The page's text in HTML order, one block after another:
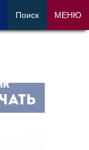
Поиск МЕНЮ